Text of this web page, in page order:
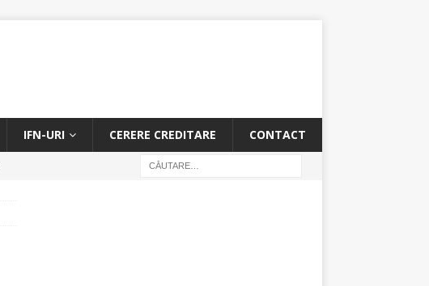
IFN-URI CERERE CREDITARE CONTACT